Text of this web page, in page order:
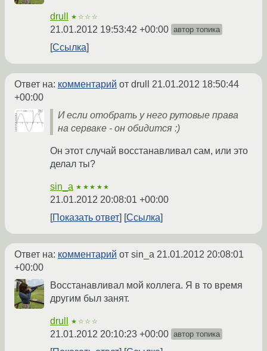
drull ★☆☆☆
21.01.2012 19:53:42 +00:00 автор топика
Ссылка
Ответ на: комментарий от drull 21.01.2012 18:50:44
+00:00
И если отобрать у него рутовые права
на серваке - он обидится :)
Он этот случай восстанавливал сам, или это
делал ты?
sin_a ★★★★★
21.01.2012 20:08:01 +00:00
Показать ответ
Ссылка
Ответ на: комментарий от sin_a 21.01.2012 20:08:01
+00:00
Восстанавливал мой коллега. Я в то время
другим был занят.
drull ★☆☆☆
21.01.2012 20:10:23 +00:00 автор топика